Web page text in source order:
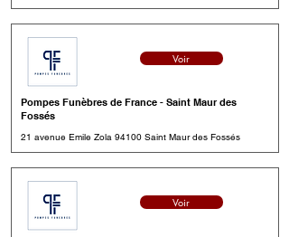
Voir
Pompes Funèbres de France - Saint Maur des
Fossés
21 avenue Emile Zola 94100 Saint Maur des Fossés
Voir